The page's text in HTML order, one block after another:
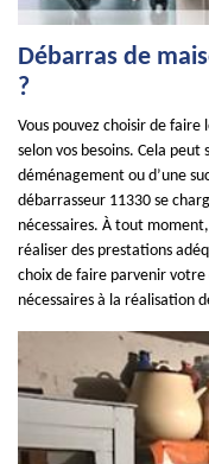
Débarras de
?
Vous pouvez choisir de
selon vos besoins. Cela peut
déménagement ou d’une
débarrasseur 11330 se
nécessaires. À tout
réaliser des prestations
choix de faire parvenir
nécessaires à la réalisation